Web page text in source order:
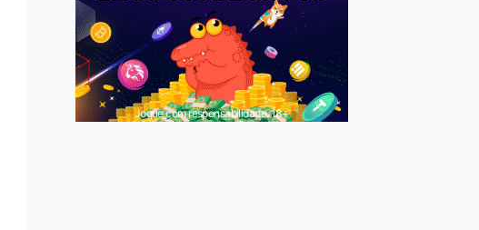
Jogue com responsabilidade. 18+